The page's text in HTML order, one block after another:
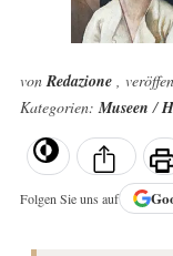
vonRedazione ,
Kategorien:Museen/
Folgen Sie uns auf